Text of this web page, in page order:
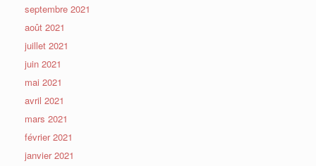
septembre 2021
août 2021
juillet 2021
juin 2021
mai 2021
avril 2021
mars 2021
février 2021
janvier 2021